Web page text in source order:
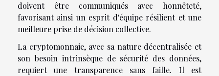
doivent être communiqués avec honnêteté,
favorisant ainsi un esprit d'équipe résilient et une
meilleure prise de décision collective.
La cryptomonnaie, avec sa nature décentralisée et
son besoin intrinsèque de sécurité des données,
requiert une transparence sans faille. Il est